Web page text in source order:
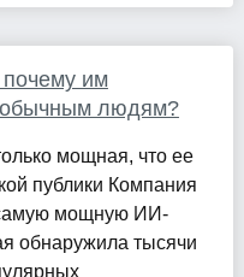
почему им
обычным людям?
мощная, что ее
публики Компания
мощную ИИ-
обнаружила тысячи